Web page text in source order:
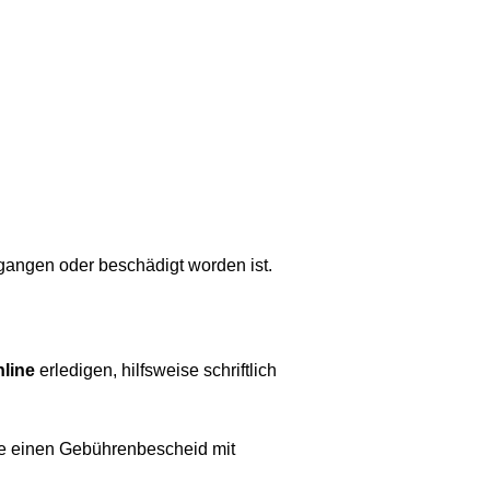
oder beschädigt worden ist.
erledigen, hilfsweise schriftlich
einen Gebührenbescheid mit